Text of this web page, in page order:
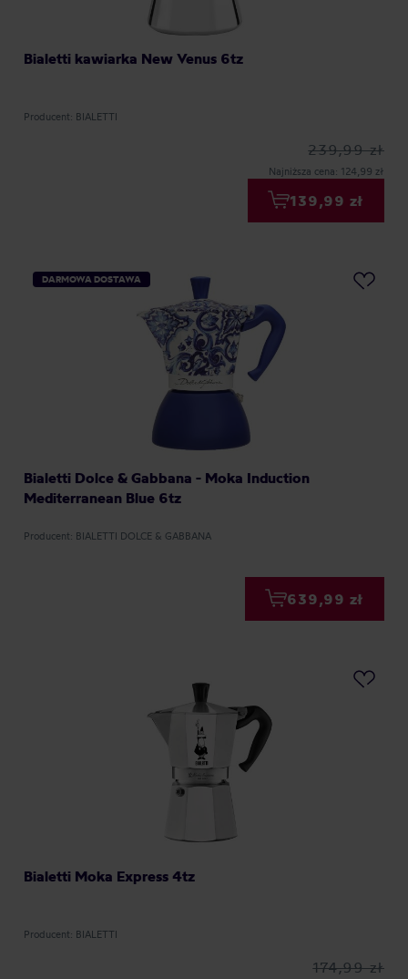
Bialetti kawiarka New Venus 6tz
Producent: BIALETTI
239,99 zł
Najniższa cena: 124,99 zł
139,99 zł
DARMOWA DOSTAWA
Bialetti Dolce & Gabbana - Moka Induction
Mediterranean Blue 6tz
Producent: BIALETTI DOLCE & GABBANA
639,99 zł
Bialetti Moka Express 4tz
Producent: BIALETTI
174,99 zł